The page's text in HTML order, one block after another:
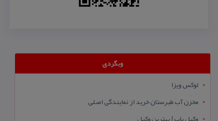
وبگردی
لوکس ویزا
مخزن آب طبرستان خرید از نمایندگی اصلی